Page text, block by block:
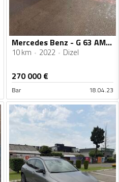
Mercedes Benz - G 63 AMG - 4.0
10 km 2022 Dizel
270 000€
Bar 18.04.23